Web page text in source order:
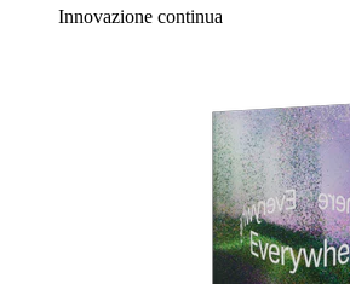
Innovazione continua